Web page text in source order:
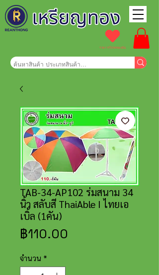
รายการโปรดของฉัน
TAB-34-AP102 ร่มสนาม 34
นิ้ว สลับสี ThaiAble I ไทยเอ
เบิ้ล (1คัน)
฿110.00
จำนวน *